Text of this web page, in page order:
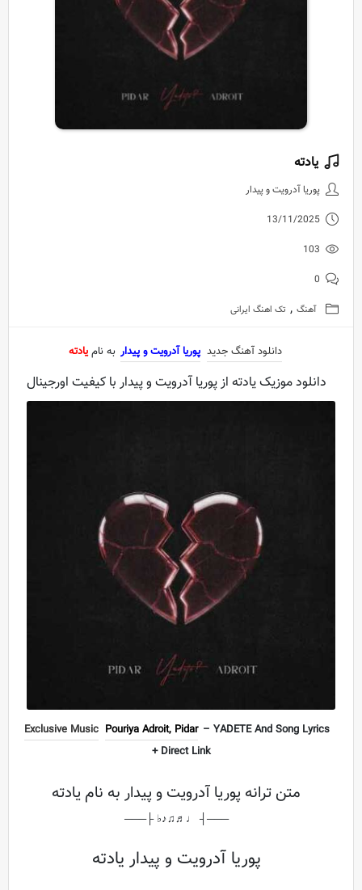
دانلود آهنگ جدید پوریا آدرویت و
یادته
پوریا آدرویت و پیدار
13/11/2025
103
0
آهنگ , تک اهنگ ایرانی
دانلود آهنگ جدید پوریا آدرویت و پیدار به نامیادته
دانلود موزیک یادته از پوریا آدرویت و پیدار با کیفیت اورجینال
Exclusive Music Pouriya Adroit, Pidar – YADETE And Song Lyrics
+ Direct Link
متن ترانه پوریا آدرویت و پیدار به نام یادته
───┤ ♩♬♫♪♭ ├───
پوریا آدرویت و پیدار یادته